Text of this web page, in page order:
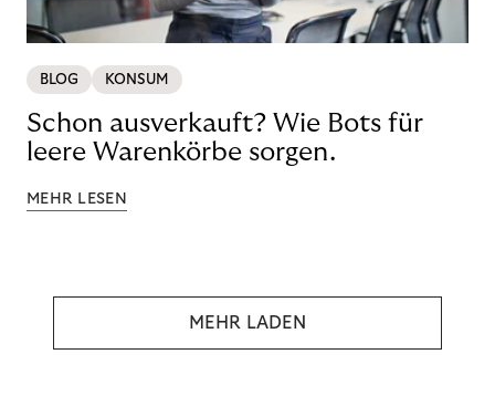
BLOG KONSUM
Schon ausverkauft? Wie Bots für
leere Warenkörbe sorgen.
MEHR LESEN
MEHR LADEN